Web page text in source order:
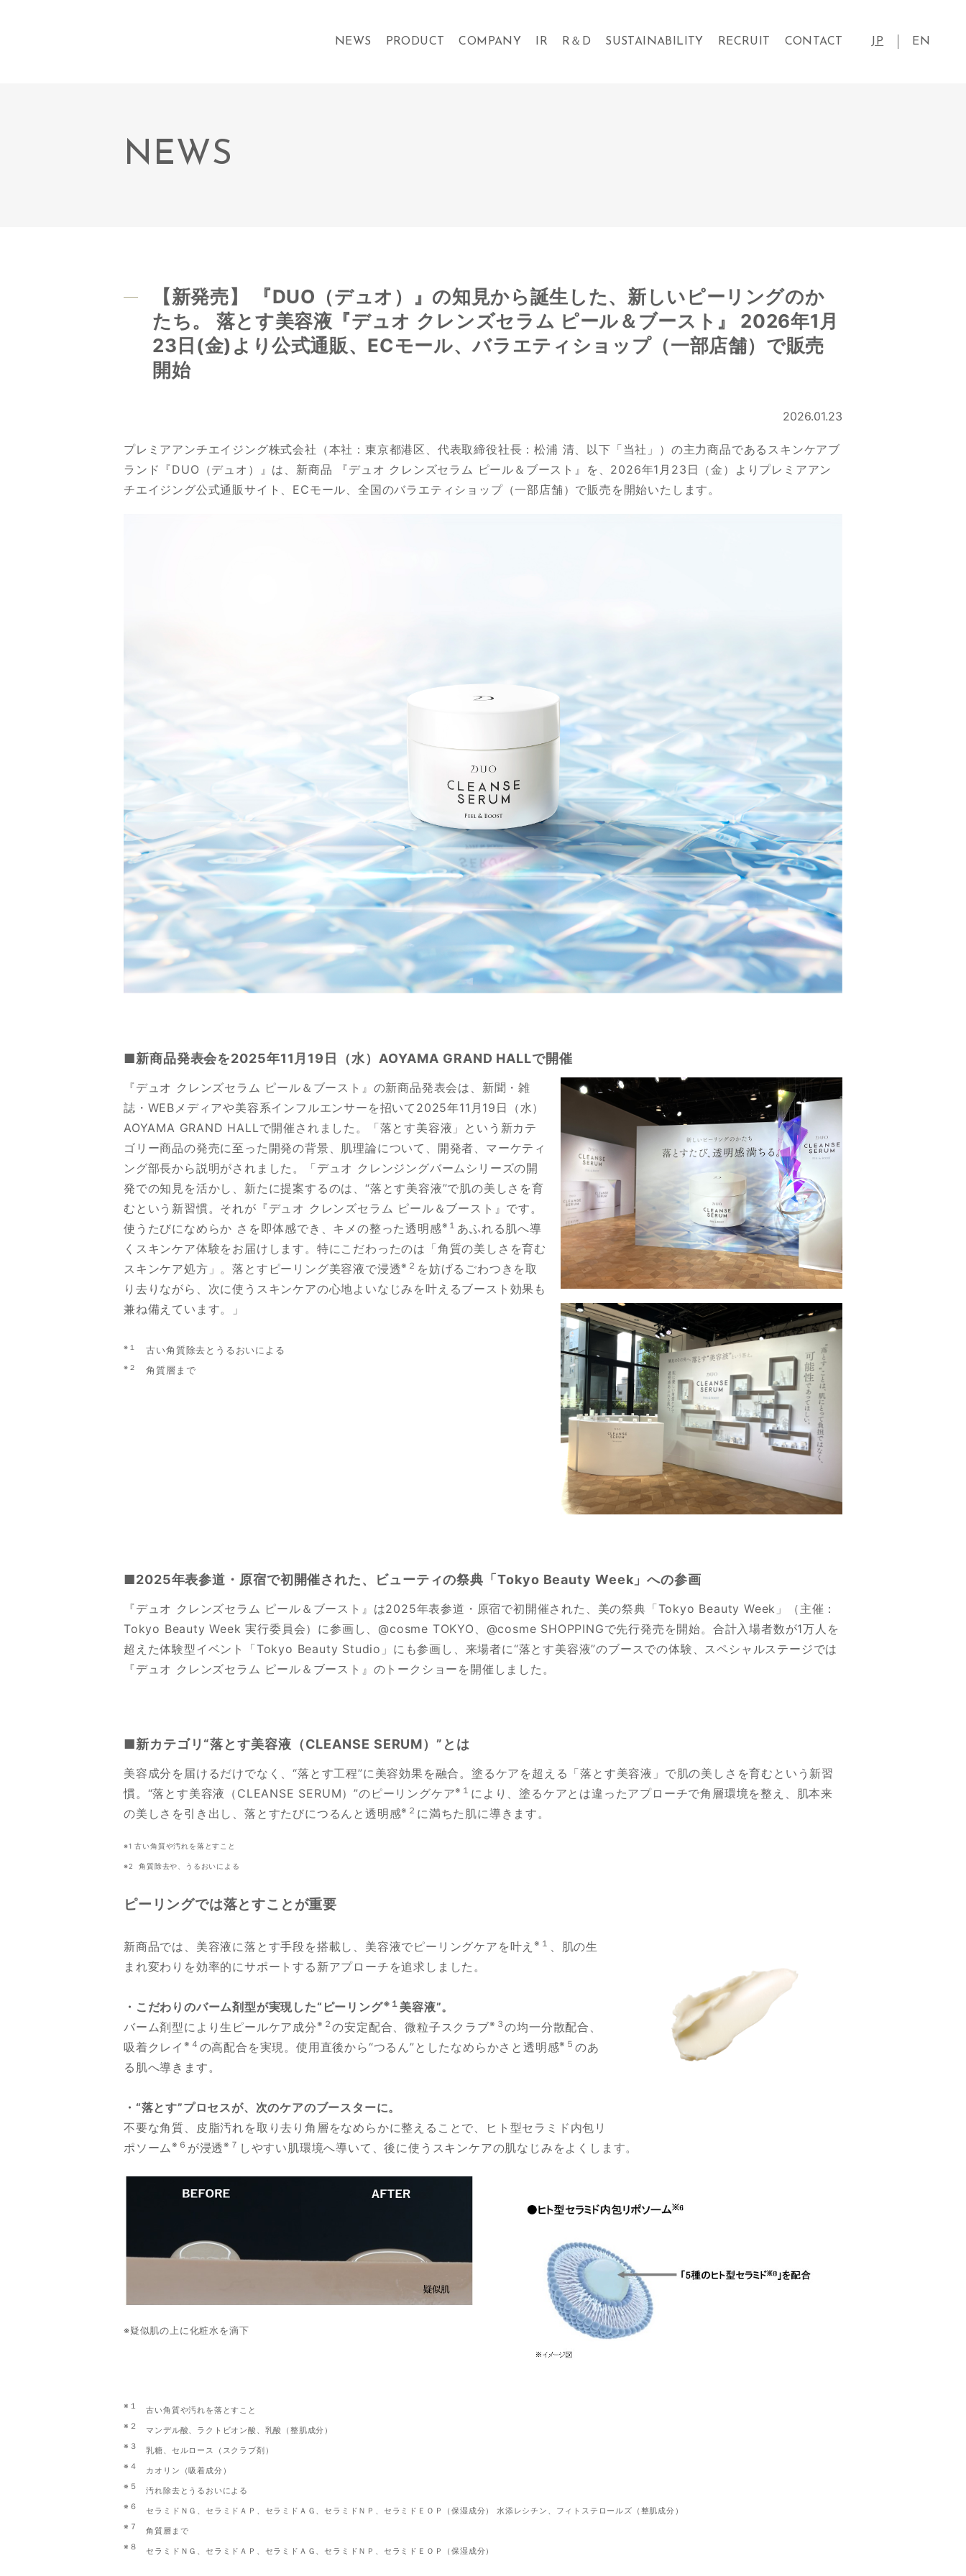
NEWS
【新発売】 『DUO（デュオ）』の知見から誕生した、新しいピーリングのか
たち。 落とす美容液『デュオ クレンズセラム ピール＆ブースト』 2026年1月
23日(金)より公式通販、ECモール、バラエティショップ（一部店舗）で販売
開始
2026.01.23
プレミアアンチエイジング株式会社（本社：東京都港区、代表取締役社長：松浦 清、以下「当社」）の主力商品であるスキンケアブ
ランド『DUO（デュオ）』は、新商品 『デュオ クレンズセラム ピール＆ブースト』を、2026年1月23日（金）よりプレミアアン
チエイジング公式通販サイト、ECモール、全国のバラエティショップ（一部店舗）で販売を開始いたします。
■新商品発表会を2025年11月19日（水）AOYAMA GRAND HALLで開催
『デュオ クレンズセラム ピール＆ブースト』の新商品発表会は、新聞・雑
誌・WEBメディアや美容系インフルエンサーを招いて2025年11月19日（水）
AOYAMA GRAND HALLで開催されました。「落とす美容液」という新カテ
ゴリー商品の発売に至った開発の背景、肌理論について、開発者、マーケティ
ング部長から説明がされました。「デュオ クレンジングバームシリーズの開
発での知見を活かし、新たに提案するのは、“落とす美容液”で肌の美しさを育
むという新習慣。それが『デュオ クレンズセラム ピール＆ブースト』です。
使うたびになめらか さを即体感でき、キメの整った透明感※１ あふれる肌へ導
くスキンケア体験をお届けします。特にこだわったのは「角質の美しさを育む
スキンケア処方」。落とすピーリング美容液で浸透※２ を妨げるごわつきを取
り去りながら、次に使うスキンケアの心地よいなじみを叶えるブースト効果も
兼ね備えています。」
※１ 古い角質除去とうるおいによる
※２ 角質層まで
■2025年表参道・原宿で初開催された、ビューティの祭典「Tokyo Beauty Week」への参画
『デュオ クレンズセラム ピール＆ブースト』は2025年表参道・原宿で初開催された、美の祭典「Tokyo Beauty Week」（主催：
Tokyo Beauty Week 実行委員会）に参画し、@cosme TOKYO、@cosme SHOPPINGで先行発売を開始。合計入場者数が1万人を
超えた体験型イベント「Tokyo Beauty Studio」にも参画し、来場者に“落とす美容液”のブースでの体験、スペシャルステージでは
『デュオ クレンズセラム ピール＆ブースト』のトークショーを開催しました。
■新カテゴリ“落とす美容液（CLEANSE SERUM）”とは
美容成分を届けるだけでなく、“落とす工程”に美容効果を融合。塗るケアを超える「落とす美容液」で肌の美しさを育むという新習
慣。“落とす美容液（CLEANSE SERUM）”のピーリングケア※１ により、塗るケアとは違ったアプローチで角層環境を整え、肌本来
の美しさを引き出し、落とすたびにつるんと透明感※２ に満ちた肌に導きます。
※1 古い角質や汚れを落とすこと
※2 角質除去や、うるおいによる
ピーリングでは落とすことが重要
新商品では、美容液に落とす手段を搭載し、美容液でピーリングケアを叶え※１
、肌の生
まれ変わりを効率的にサポートする新アプローチを追求しました。
・こだわりのバーム剤型が実現した“ピーリング※１ 美容液”。
バーム剤型により生ピールケア成分※２ の安定配合、微粒子スクラブ※３ の均一分散配合、
吸着クレイ ※４ の高配合を実現。使用直後から“つるん”としたなめらかさと透明感※５ のあ
る肌へ導きます。
・“落とす”プロセスが、次のケアのブースターに。
不要な角質、皮脂汚れを取り去り角層をなめらかに整えることで、ヒト型セラミド内包リ
ポソーム※６ が浸透※７ しやすい肌環境へ導いて、後に使うスキンケアの肌なじみをよくします。
※疑似肌の上に化粧水を滴下
※１
古い角質や汚れを落とすこと
※２
マンデル酸、ラクトビオン酸、乳酸（整肌成分）
※３
乳糖、セルロース（スクラブ剤）
※４
カオリン（吸着成分）
※５
汚れ除去とうるおいによる
※６
セラミドＮＧ、セラミドＡＰ、セラミドＡＧ、セラミドＮＰ、セラミドＥＯＰ（保湿成分） 水添レシチン、フィトステロールズ（整肌成分）
※７
角質層まで
※８
セラミドＮＧ、セラミドＡＰ、セラミドＡＧ、セラミドＮＰ、セラミドＥＯＰ（保湿成分）
NEWS PRODUCT COMPANY IR R＆D SUSTAINABILITY RECRUIT CONTACT JP EN